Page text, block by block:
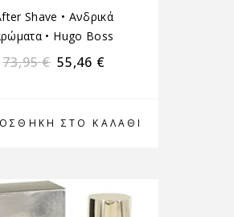
ΣΤΟ ΚΑΛΆΘΙ
Shave • Ανδρικά
• Hugo Boss
73,95€ 55,46 €